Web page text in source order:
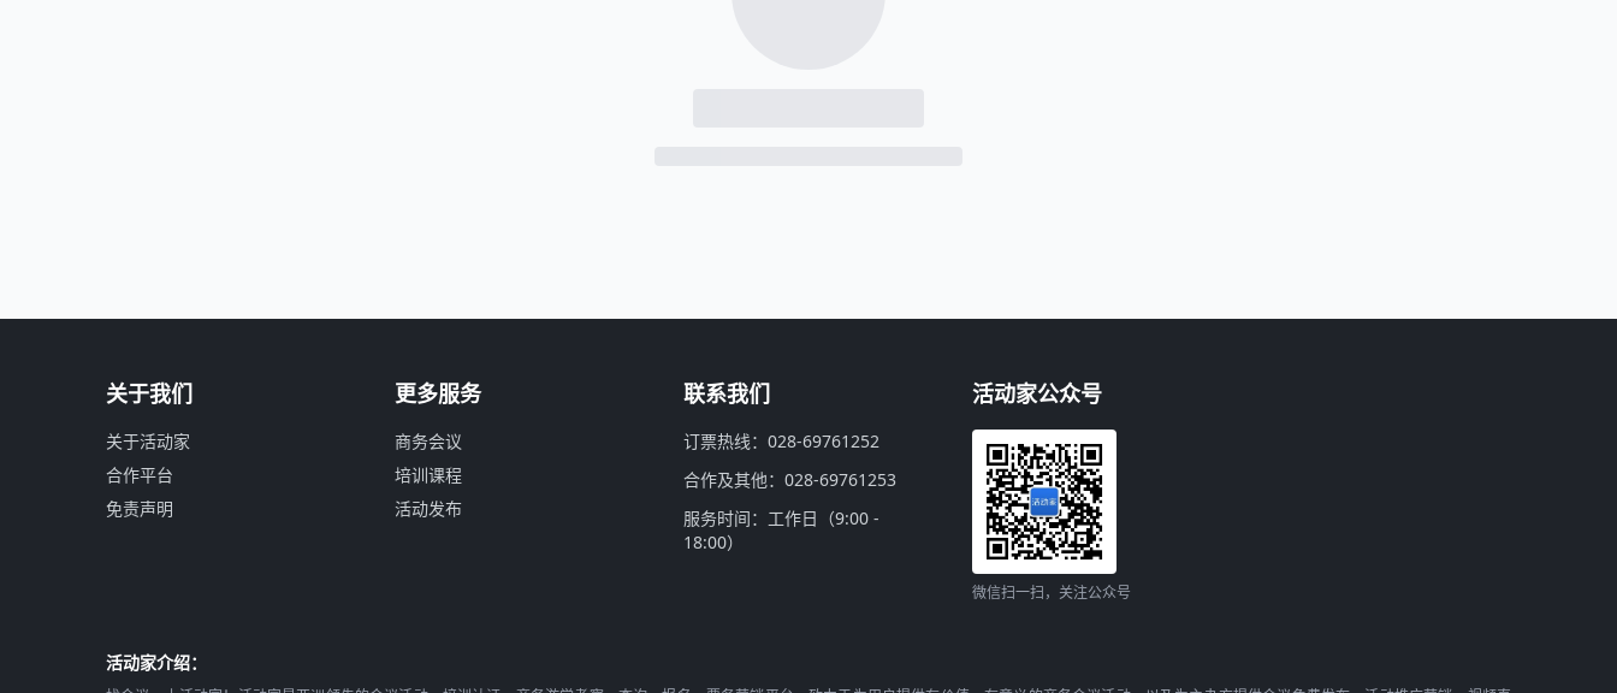
关于我们
关于活动家
合作平台
免责声明
更多服务
商务会议
培训课程
活动发布
联系我们
订票热线：028-69761252
合作及其他：028-69761253
服务时间：工作日（9:00 -
18:00）
活动家公众号
微信扫一扫，关注公众号
活动家介绍：